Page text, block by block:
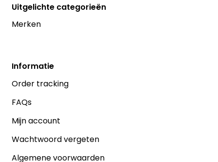
Uitgelichte categorieën
Merken
Informatie
Order tracking
FAQs
Mijn account
Wachtwoord vergeten
Algemene voorwaarden